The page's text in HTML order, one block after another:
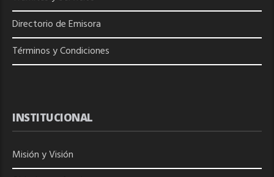
Directorio deEmisora
Términos y Condiciones
INSTITUCIONAL
Misión y Visión